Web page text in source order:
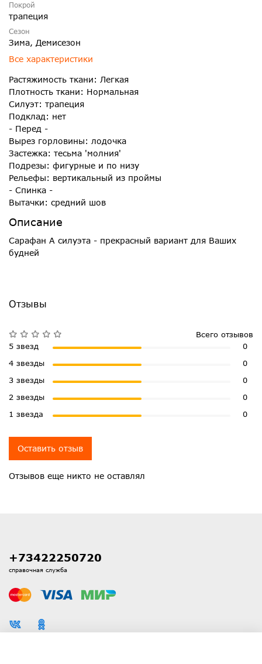
Покрой
трапеция
Сезон
Зима, Демисезон
Все характеристики
Растяжимость ткани: Легкая
Плотность ткани: Нормальная
Силуэт: трапеция
Подклад: нет
- Перед -
Вырез горловины: лодочка
Застежка: тесьма 'молния'
Подрезы: фигурные и по низу
Рельефы: вертикальный из проймы
- Спинка -
Вытачки: средний шов
Описание
Сарафан А силуэта - прекрасный вариант для Ваших
будней
Отзывы
Отзывов еще никто не оставлял
Всего отзывов
5 звезд
0
4 звезды
0
3 звезды
0
2 звезды
0
1 звезда
0
Оставить отзыв
+73422250720
справочная служба